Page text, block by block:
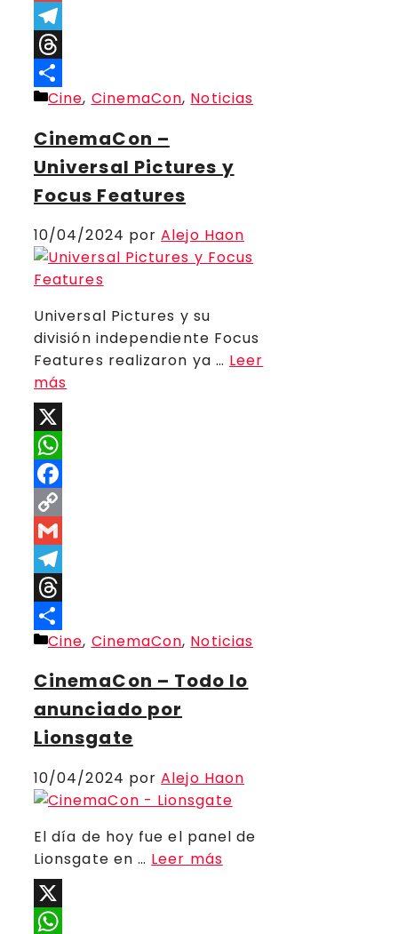
Link
Gmail
Telegram
Threads
Compartir
Categorías
Cine, CinemaCon, Noticias
CinemaCon –
Universal Pictures y
Focus Features
10/04/2024 porAlejo Haon
Universal Pictures y su
división independiente Focus
Features realizaron ya … Leer
más
X
WhatsApp
Facebook
Copy
Link
Gmail
Telegram
Threads
Compartir
Categorías
Cine, CinemaCon, Noticias
CinemaCon – Todo lo
anunciado por
Lionsgate
10/04/2024 porAlejo Haon
El día de hoy fue el panel de
Lionsgate en … Leer más
X